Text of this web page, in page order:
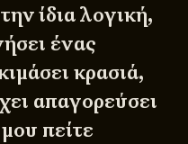
ίδια λογική,
ένας
κρασιά,
απαγορεύσει
πείτε